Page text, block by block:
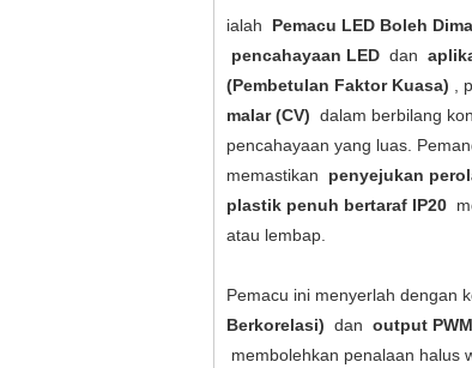
ialah Pemacu LED Boleh
pencahayaan LED dan
(Pembetulan Faktor Kuasa)
,
malar (CV) dalam berbilang
pencahayaan yang luas.
memastikan penyejukan
plastik penuh bertaraf IP20
atau lembap.
Pemacu ini menyerlah dengan
Berkorelasi) dan output
membolehkan penalaan halus